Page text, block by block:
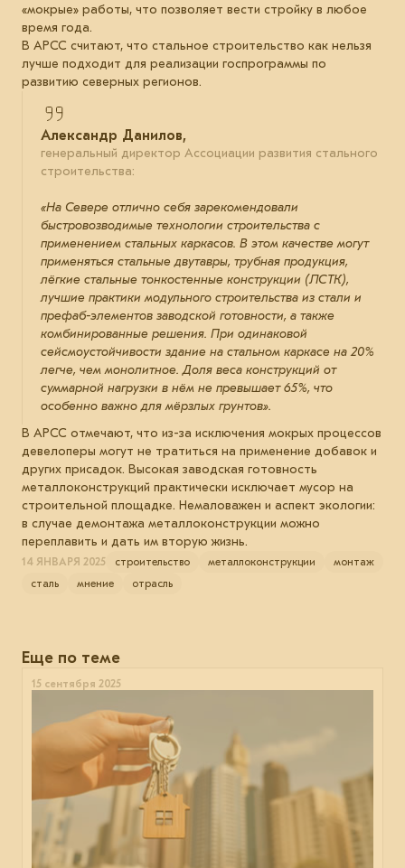
«мокрые» работы, что позволяет вести стройку в любое
время года.
В АРСС считают, что стальное строительство как нельзя
лучше подходит для реализации госпрограммы по
развитию северных регионов.
Александр Данилов,
генеральный директор Ассоциации развития стального
строительства:
«На Севере отлично себя зарекомендовали
быстровозводимые технологии строительства с
применением стальных каркасов. В этом качестве могут
применяться стальные двутавры, трубная продукция,
лёгкие стальные тонкостенные конструкции (ЛСТК),
лучшие практики модульного строительства из стали и
префаб-элементов заводской готовности, а также
комбинированные решения. При одинаковой
сейсмоустойчивости здание на стальном каркасе на 20%
легче, чем монолитное. Доля веса конструкций от
суммарной нагрузки в нём не превышает 65%, что
особенно важно для мёрзлых грунтов».
В АРСС отмечают, что из-за исключения мокрых процессов
девелоперы могут не тратиться на применение добавок и
других присадок. Высокая заводская готовность
металлоконструкций практически исключает мусор на
строительной площадке. Немаловажен и аспект экологии:
в случае демонтажа металлоконструкции можно
переплавить и дать им вторую жизнь.
14 ЯНВАРЯ 2025 строительство металлоконструкции
монтаж
сталь
мнение отрасль
Еще по теме
15 сентября 2025